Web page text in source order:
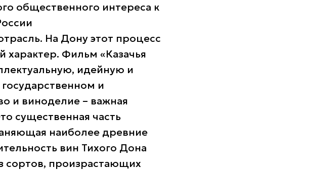
общественного интереса к
На Дону этот процесс
Фильм «Казачья
идейную и
и
и виноделие – важная
существенная часть
наиболее древние
вин Тихого Дона
сортов, произрастающих